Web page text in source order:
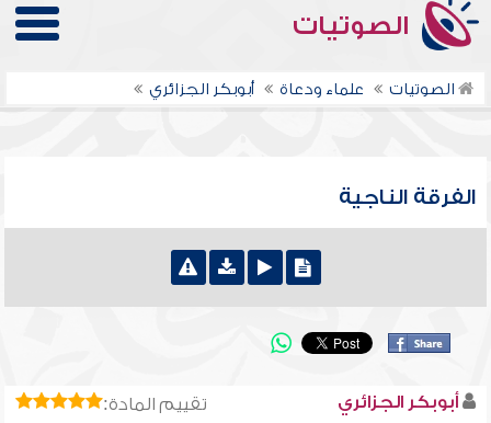
الصوتيات
الصوتيات علماء ودعاة أبوبكر الجزائري
الفرقة الناجية
تقييم المادة: أبوبكر الجزائري